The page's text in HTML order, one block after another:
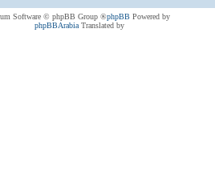
Powered by
phpBB
® Forum Software © phpBB Group
Translated by
phpBBArabia